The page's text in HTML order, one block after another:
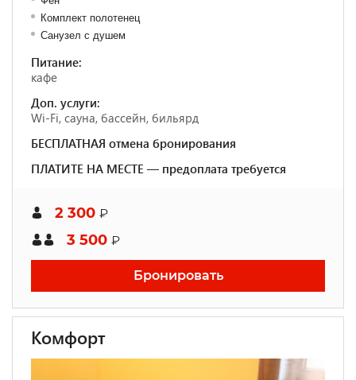
Комплект полотенец
Санузел с душем
Питание:
кафе
Доп. услуги:
Wi-Fi, сауна, бассейн, бильярд
БЕСПЛАТНАЯ отмена бронирования
ПЛАТИТЕ НА МЕСТЕ — предоплата требуется
2 300 ₽
3 500 ₽
Бронировать
Комфорт